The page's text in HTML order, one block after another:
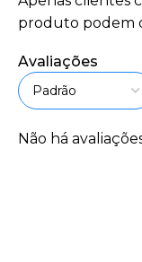
Avaliações
Não há
produto podem